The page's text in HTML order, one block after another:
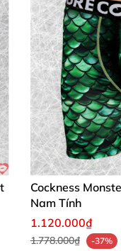
Cockness
Nam Tính
1.120.000₫
1.778.000₫ -37%